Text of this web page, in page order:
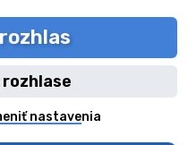
nastavenia